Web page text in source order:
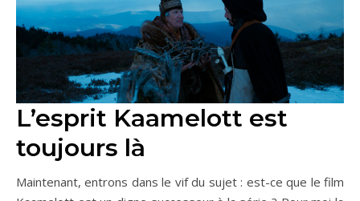
L’esprit Kaamelott est
toujours là
Maintenant, entrons dans le vif du sujet : est-ce que le film